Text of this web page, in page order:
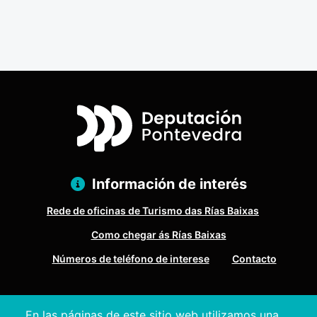
Información de interés
Rede de oficinas de Turismo das Rías Baixas
Como chegar ás Rías Baixas
Números de teléfono de interese
Contacto